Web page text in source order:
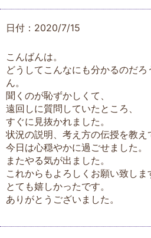
日付：2020/7/15
こんばんは。
どうしてこんなにも分かるのだ
ん。
聞くのが恥ずかしくて、
遠回しに質問していたところ、
すぐに見抜かれました。
状況の説明、考え方の伝授を教え
今日は心穏やかに過ごせました。
またやる気が出ました。
これからもよろしくお願い致しま
とても嬉しかったです。
ありがとうございました。